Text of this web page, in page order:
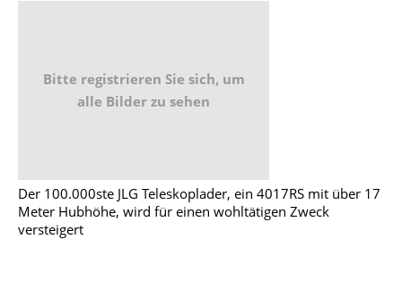
Bitte registrieren Sie sich, um
alle Bilder zu sehen
Der 100.000ste JLG Teleskoplader, ein 4017RS mit über 17
Meter Hubhöhe, wird für einen wohltätigen Zweck
versteigert